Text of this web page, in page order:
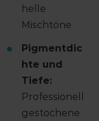
helle
Mischtöne
Pigmentdic
hte und
Tiefe:
Professionell
gestochene